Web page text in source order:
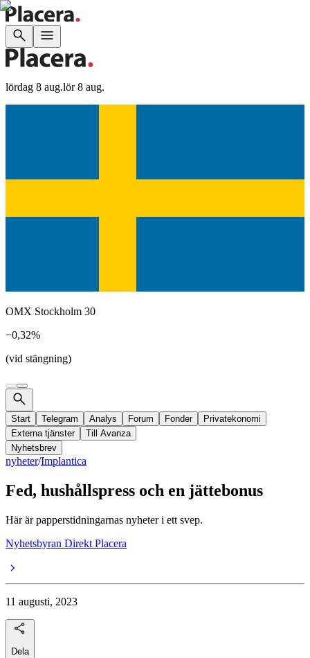
lördag 8 aug.lör 8 aug.
OMX Stockholm 30
−0,32%
(vid stängning)
Start Telegram Analys Forum Fonder
Privatekonomi
Externa tjänster
Till Avanza
Nyhetsbrev
nyheter/Implantica
Fed, hushållspress och en jättebonus
Här är papperstidningarnas nyheter i ett svep.
Nyhetsbyran Direkt Placera
11 augusti, 2023
Dela